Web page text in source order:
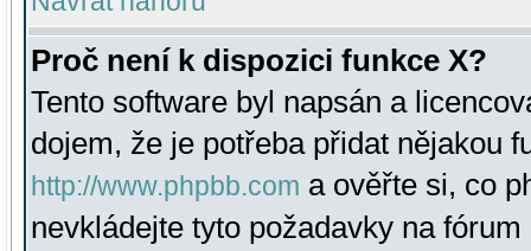
Proč není k dispozici funkce X?
Tento software byl napsán a
dojem, že je potřeba přidat nějakou
http://www.phpbb.com a ověřte si, co
nevkládejte tyto požadavky na